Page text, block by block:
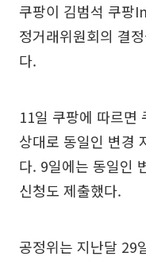
쿠팡이 김범석 쿠팡
정거래위원회의 결
다.
11일 쿠팡에 따르면
상대로 동일인 변경
다. 9일에는 동일인
신청도 제출했다.
공정위는 지난달 29